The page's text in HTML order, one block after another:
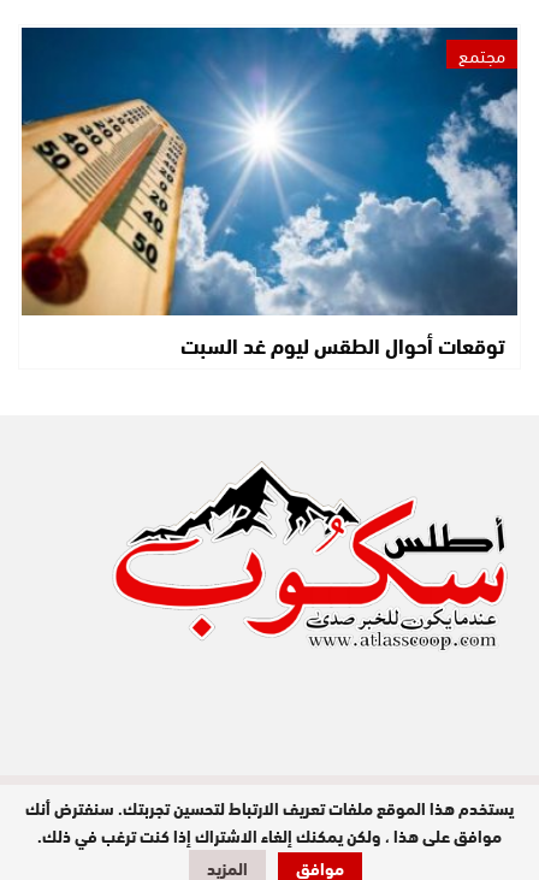
مجتمع
توقعات أحوال الطقس ليوم غد السبت
مدير النشر : عبد الله عزي / جميع الحقوق
محفوظة © 2026
تصميم وبرمجة
يستخدم هذا الموقع ملفات تعريف الارتباط لتحسين تجربتك. سنفترض أنك
موافق على هذا ، ولكن يمكنك إلغاء الاشتراك إذا كنت ترغب في ذلك.
موافق
المزيد